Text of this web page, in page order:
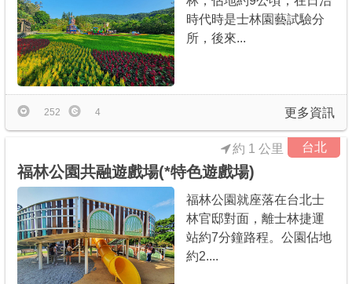
時代時是士林園藝試驗分
所，後來...
更多資訊
252 4
台北
福林公園共融遊戲場(*特色遊戲場)
約 1 公里
福林公園就座落在台北士
林官邸對面，離士林捷運
站約7分鐘路程。公園佔地
約2....